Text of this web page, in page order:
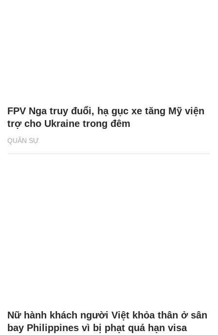
QUÂN SỰ
FPV Nga truy đuổi, hạ gục xe tăng Mỹ viện
trợ cho Ukraine trong đêm
Nữ hành khách người Việt khỏa thân ở sân
bay Philippines vì bị phạt quá hạn visa